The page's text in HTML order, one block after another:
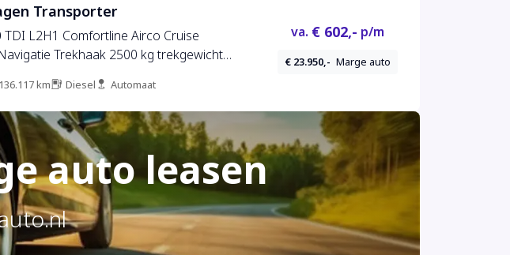
Transporter
TDI L2H1 Comfortline Airco Cruise
Trekhaak 2500 kg trekgewicht
136.117 km Diesel Automaat
va. € 602,- p/m
€ 23.950,- Marge auto
auto leasen